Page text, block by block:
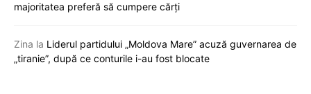
majoritatea preferă să cumpere cărți
Zina la Liderul partidului „Moldova Mare” acuză guvernarea de
„tiranie”, după ce conturile i-au fost blocate